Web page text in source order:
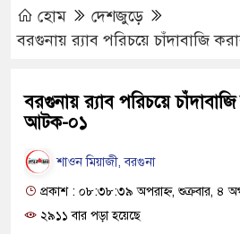
হোম
দেশজুড়ে
বরগুনায় র‍্যাব পরিচয়ে চাঁদাবাজি
বরগুনায় র‍্যাব পরিচয়ে
আটক-০১
শাওন মিয়াজী, বরগুনা
প্রকাশ : ০৮:৩৮:৩৯ অপরাহ্ন, শুক্রবার, ৪
২৯১১ বার পড়া হয়েছে